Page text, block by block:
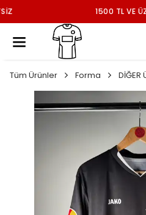
1500 TL VE ÜZERİ
Tüm Ürünler Forma DİĞER